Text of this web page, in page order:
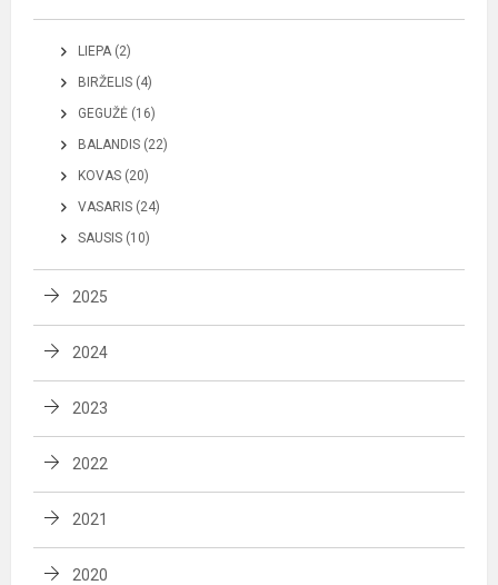
LIEPA (2)
BIRŽELIS (4)
GEGUŽĖ (16)
BALANDIS (22)
KOVAS (20)
VASARIS (24)
SAUSIS (10)
2025
2024
2023
2022
2021
2020